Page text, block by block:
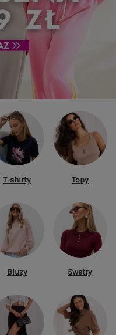
T-shirty Topy
Bluzy Swetry